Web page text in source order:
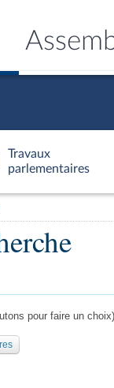
Travaux
parlementaires
pour faire un choix)